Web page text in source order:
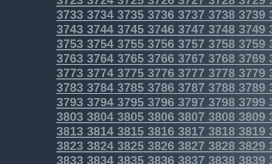
37333734373537363737 37383739
37433744374537463747 37483749
37533754375537563757 37583759
37633764376537663767 37683769
3773377437753776377737783779
37833784378537863787 37883789
37933794379537963797 37983799
38033804380538063807 38083809
38133814381538163817 38183819
38233824382538263827 38283829
38333834383538363837 38383839